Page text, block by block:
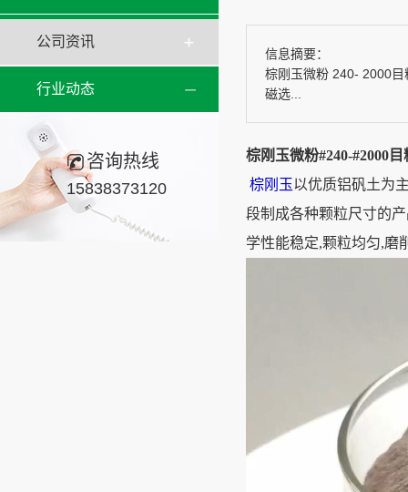
公司资讯
行业动态
咨询热线
15838373120
信息摘要：
棕刚玉微粉 240- 2000
磁选...
棕刚玉微粉#240-#2000
棕刚玉以优质铝矾土为
段制成各种颗粒尺寸的
学性能稳定,颗粒均匀,磨